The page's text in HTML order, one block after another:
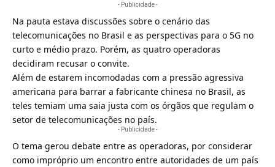
- Publicidade -
Na pauta estava discussões sobre o cenário das
telecomunicações no Brasil e as perspectivas para o 5G no
curto e médio prazo. Porém, as quatro operadoras
decidiram recusar o convite.
Além de estarem incomodadas com a pressão agressiva
americana para barrar a fabricante chinesa no Brasil, as
teles temiam uma saia justa com os órgãos que regulam o
setor de telecomunicações no país.
- Publicidade -
O tema gerou debate entre as operadoras, por considerar
como impróprio um encontro entre autoridades de um país